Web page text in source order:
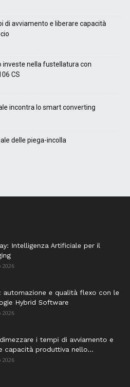
di avviamento e liberare capacità
investe nella fustellatura con
CS
incontra lo smart converting
delle piega-incolla
Intelligenza Artificiale per il
2026
automazione e qualità flexo con le
Hybrid Software
2026
i tempi di avviamento e
capacità produttiva nello...
2026